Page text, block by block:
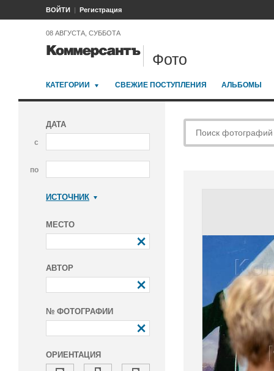
ВОЙТИ Регистрация
08 АВГУСТА, СУББОТА
Фото
КАТЕГОРИИ СВЕЖИЕ ПОСТУПЛЕНИЯ АЛЬБОМЫ
ДАТА
с
по
ИСТОЧНИК
МЕСТО
АВТОР
№ ФОТОГРАФИИ
ОРИЕНТАЦИЯ